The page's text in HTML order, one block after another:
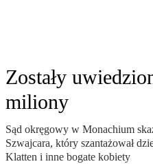
Zostały
miliony
Sąd okręgowy w Monachium
Szwajcara, który szantażował
Klatten i inne bogate kobiety